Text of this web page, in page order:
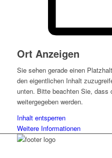
Ort Anzeigen
Sie sehen gerade einen
den eigentlichen Inhalt
unten. Bitte beachten Sie, dass
weitergegeben werden.
Inhalt entsperren
Weitere Informationen